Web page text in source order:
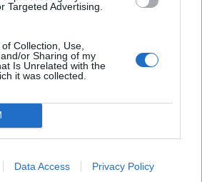
Targeted Advertising.
Collection, Use,
or Sharing of my
Is Unrelated with the
it was collected.
Data Access Privacy Policy
επενδύει στη διεθνή
αγορά